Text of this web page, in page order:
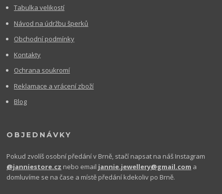
Tabulka velikostí
Návod na údržbu šperků
Obchodní podmínky
Kontakty
Ochrana soukromí
Reklamace a vrácení zboží
Blog
OBJEDNÁVKY
Pokud zvolíš osobní předání v Brně, stačí napsat na náš Instagram
@janniestore.cz nebo email jannie.jewellery@gmail.com a
domluvíme se na čase a místě předání kdekoliv po Brně.